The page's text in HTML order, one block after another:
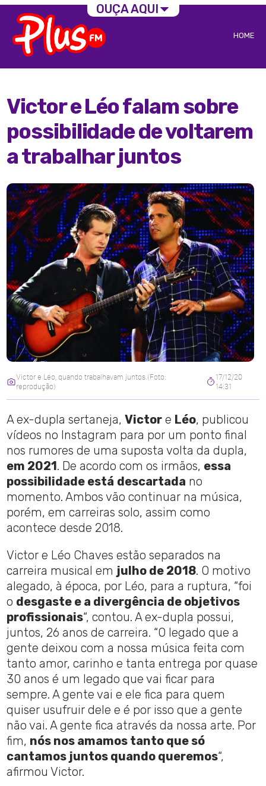
HOME
Victor e Léo falam sobre
possibilidade de voltarem
a trabalhar juntos
Victor e Léo, quando trabalhavam juntos.(Foto:
reprodução)
17/12/20
14:31
A ex-dupla sertaneja,Victor e Léo, publicou
vídeos no Instagram para por um ponto final
nos rumores de uma suposta volta da dupla,
em 2021 . De acordo com os irmãos, essa
possibilidade está descartada no
momento. Ambos vão continuar na música,
porém, em carreiras solo, assim como
acontece desde 2018.
Victor e Léo Chaves estão separados na
carreira musical em julho de 2018. O motivo
alegado, à época, por Léo, para a ruptura, “foi
o desgaste e a divergência de objetivos
profissionais“, contou. A ex-dupla possui,
juntos, 26 anos de carreira. “O legado que a
gente deixou com a nossa música feita com
tanto amor, carinho e tanta entrega por quase
30 anos é um legado que vai ficar para
sempre. A gente vai e ele fica para quem
quiser usufruir dele e é por isso que a gente
não vai. A gente fica através da nossa arte. Por
fim, nós nos amamos tanto que só
cantamos juntos quando queremos“,
afirmou Victor.
OUÇA AQUI